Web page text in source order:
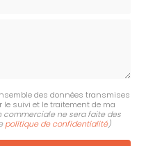
des données transmises
suivi et le traitement de ma
commerciale ne sera faite des
politique de confidentialité)